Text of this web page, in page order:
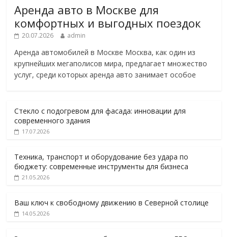
Аренда авто в Москве для
комфортных и выгодных поездок
20.07.2026 admin
Аренда автомобилей в Москве Москва, как один из
крупнейших мегаполисов мира, предлагает множество
услуг, среди которых аренда авто занимает особое
Стекло с подогревом для фасада: инновации для
современного здания
17.07.2026
Техника, транспорт и оборудование без удара по
бюджету: современные инструменты для бизнеса
21.05.2026
Ваш ключ к свободному движению в Северной столице
14.05.2026